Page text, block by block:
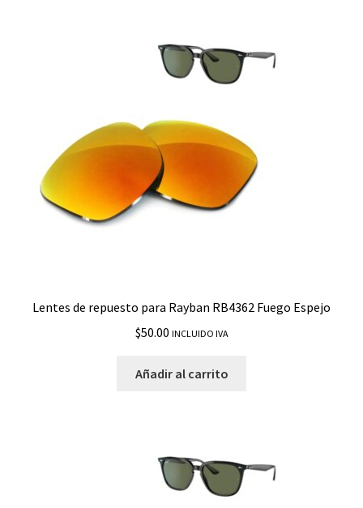
Lentes de repuesto para Rayban RB4362 Fuego Espejo
$50.00 INCLUIDO IVA
Añadir al carrito